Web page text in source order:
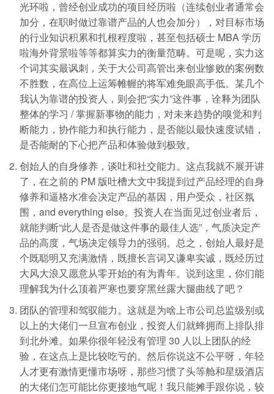
光环啦，曾经创业成功的项目经历啦（连续创业者通常会
加分，在职时做过靠谱产品的人也会加分），对目标市场
的行业知识积累和扎根程度啦，甚至包括硕士 MBA 学历
啦海外背景啦等等都算实力的衡量范畴。可是呢，实力这
个词其实最讽刺，关于大公司高管出来创业惨败的案例数
不胜数，在高位上运筹帷幄的将军难免眼高手低。某几个
我认为靠谱的投资人，则会把“实力”这件事，诠释为团队
整体的学习 / 掌握新事物的能力，对未来趋势的嗅觉和判
断能力，协作能力和执行能力，是否能以最快速度试错，
是否能耐的下心把产品和体验做到极致。
创始人的自身修养，谈吐和社交能力。这点我就不展开讲
了，在之前的 PM 版吐槽大文中我提到过产品经理的自身
修养和逼格水准会决定产品的基因，用户受众，社区氛
围，and everything else。投资人在当面见过创业者后，
就能判断“此人是否是做这件事的最佳人选”，气质决定产
品的高度，气场决定领导力的强弱。总之，创始人最好是
个既聪明又充满激情，既擅长言词又谦卑实诚，既经历过
大风大浪又愿意从零开始的有为青年。说到这里，你们能
理解我为什么顶着严寒也要穿黑丝露大腿曲线了吧？
团队的管理和驾驭能力。这就是为啥上市公司总监级别或
以上的大佬们一旦宣布创业，投资人们就蜂拥而上排队排
到北外滩。如果你很年轻没有管理 30 人以上团队的经
验，在这点上是比较吃亏的。然后你说这不公平呀，年轻
人才更有激情更懂市场呀，那些习惯了头等舱和星级酒店
的大佬们怎可能比你更接地气呢！我只能摊手跟你说，较